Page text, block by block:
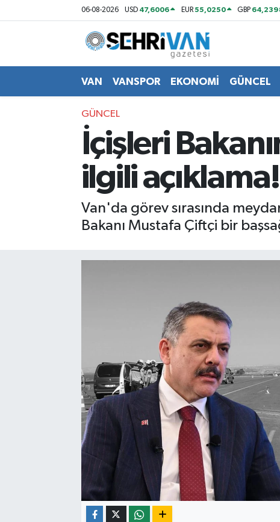
06-08-2026 USD 47,6006 EUR55,0250 GBP
VAN VANSPOR EKONOMİ GÜNCEL
GÜNCEL
İçişleri
ilgili açıklama!
Van'da görev sırasında
Bakanı Mustafa Çiftçi bir
Van Nöbetçi Eczaneler
Van Hava Durumu
VAN Namaz Vakitleri
Van Trafik Yoğunluk Haritası
Süper Lig Puan Durumu ve Fikstür
Son Dakika Haberleri
Haber Arşivi